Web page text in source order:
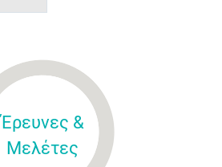
Έρευνες &
Μελέτες